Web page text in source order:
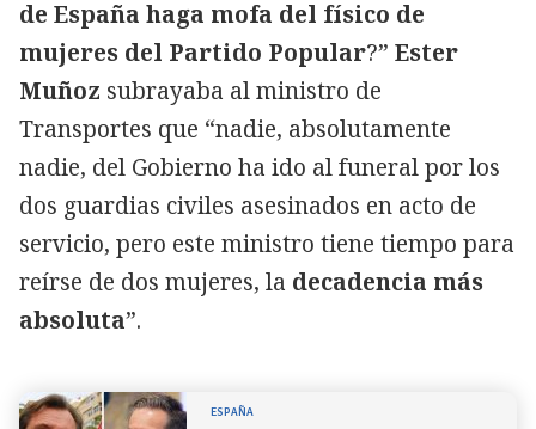
de España haga mofa del físico de
mujeres del Partido Popular?” Ester
Muñoz subrayaba al ministro de
Transportes que “nadie, absolutamente
nadie, del Gobierno ha ido al funeral por los
dos guardias civiles asesinados en acto de
servicio, pero este ministro tiene tiempo para
reírse de dos mujeres, la decadencia más
absoluta”.
ESPAÑA